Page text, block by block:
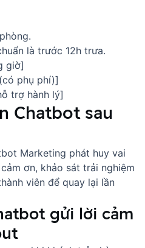
là trước 12h trưa.
giờ]
phụ phí)]
trợ hành lý]
Chatbot sau
Marketing phát huy vai
ơn, khảo sát trải nghiệm
viên để quay lại lần
gửi lời cảm